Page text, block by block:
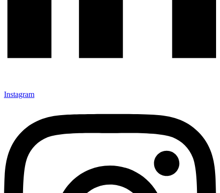
Instagram